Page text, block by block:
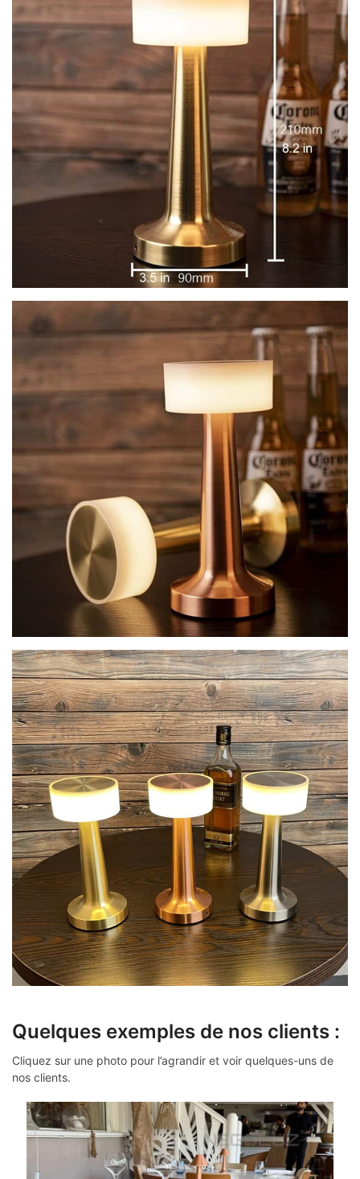
Quelques exemples de nos clients :
Cliquez sur une photo pour l’agrandir et voir quelques-uns de
nos clients.